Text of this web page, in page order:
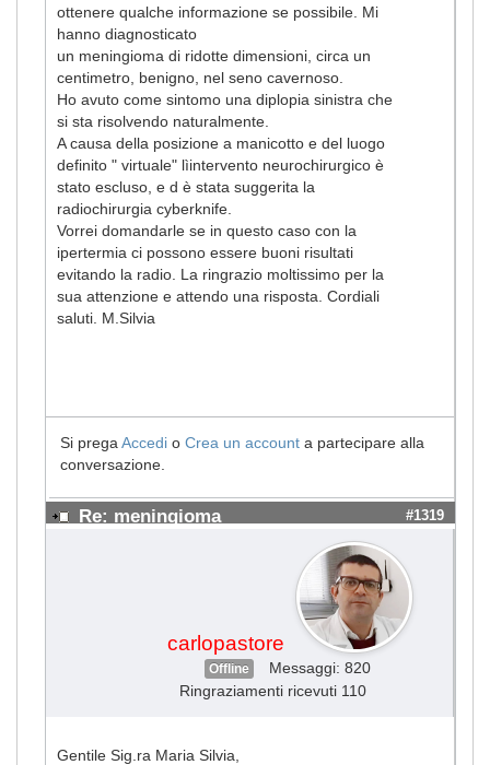
ottenere qualche informazione se possibile. Mi
hanno diagnosticato
un meningioma di ridotte dimensioni, circa un
centimetro, benigno, nel seno cavernoso.
Ho avuto come sintomo una diplopia sinistra che
si sta risolvendo naturalmente.
A causa della posizione a manicotto e del luogo
definito " virtuale" lìintervento neurochirurgico è
stato escluso, e d è stata suggerita la
radiochirurgia cyberknife.
Vorrei domandarle se in questo caso con la
ipertermia ci possono essere buoni risultati
evitando la radio. La ringrazio moltissimo per la
sua attenzione e attendo una risposta. Cordiali
saluti. M.Silvia
Si prega Accedi o Crea un account a partecipare alla
conversazione.
Re: meningioma #1319
carlopastore
Offline
Messaggi: 820
Ringraziamenti ricevuti 110
Gentile Sig.ra Maria Silvia,